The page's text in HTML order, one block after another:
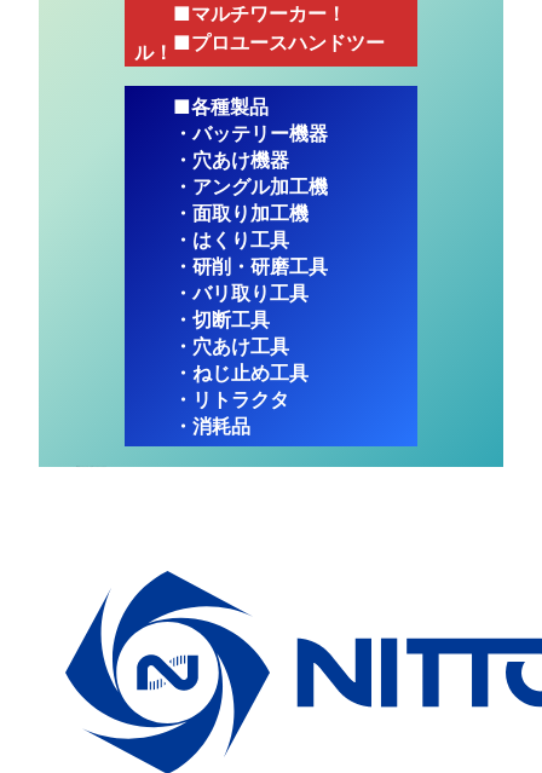
■マルチワーカー！
■プロユースハンドツー
ル！
■各種製品
・バッテリー機器
・穴あけ機器
・アングル加工機
・面取り加工機
・はくり工具
・研削・研磨工具
・バリ取り工具
・切断工具
・穴あけ工具
・ねじ止め工具
・リトラクタ
・消耗品